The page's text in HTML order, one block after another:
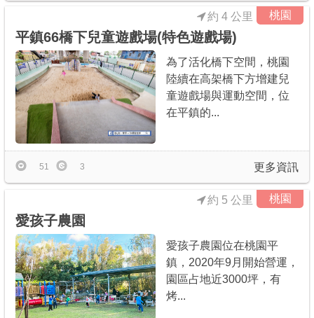
桃園
平鎮66橋下兒童遊戲場(特色遊戲場)
約 4 公里
為了活化橋下空間，桃園
陸續在高架橋下方增建兒
童遊戲場與運動空間，位
在平鎮的...
更多資訊
51 3
桃園
愛孩子農園
約 5 公里
愛孩子農園位在桃園平
鎮，2020年9月開始營運，
園區占地近3000坪，有
烤...